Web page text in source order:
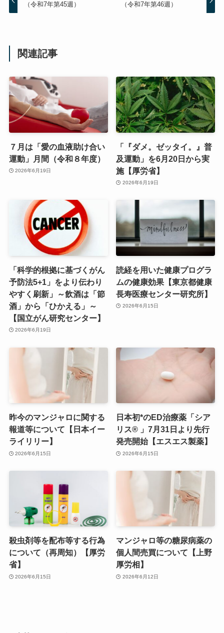
（令和7年第45週）
（令和7年第46週）
関連記事
７月は「愛の血液助け合い
運動」月間（令和８年度）
2026年6月19日
「『ダメ。ゼッタイ。』普
及運動」を6月20日から実
施【厚労省】
2026年6月19日
「科学的根拠に基づくがん
予防法5+1」をより伝わり
やすく刷新」～飲酒は「節
酒」から「ひかえる」～
【国立がん研究センター】
2026年6月19日
読経を用いた健康プログラ
ムの健康効果【東京都健康
長寿医療センター研究所】
2026年6月15日
昨今のマンジャロに関する
報道等について【日本イー
ライリリー】
2026年6月15日
日本初*のED治療薬「シア
リス® 」7月31日より先行
発売開始【エスエス製薬】
2026年6月15日
殺虫剤等を配布等する行為
について（再周知）【厚労
省】
2026年6月15日
マンジャロ等の糖尿病薬の
個人間売買について【上野
厚労相】
2026年6月12日